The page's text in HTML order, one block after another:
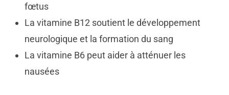
fœtus
La vitamine B12 soutient le développement
neurologique et la formation du sang
La vitamine B6 peut aider à atténuer les
nausées